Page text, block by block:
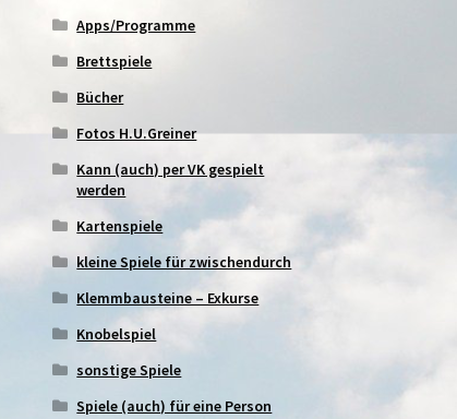
Apps/Programme
Brettspiele
Bücher
Fotos H.U.Greiner
Kann (auch) per VK gespielt
werden
Kartenspiele
kleine Spiele für zwischendurch
Klemmbausteine – Exkurse
Knobelspiel
sonstige Spiele
Spiele (auch) für eine Person